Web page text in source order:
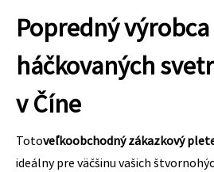
Popredný výrobca
háčkovaných
v Číne
Totoveľkoobchodný zákazkový
ideálny pre väčšinu vašich